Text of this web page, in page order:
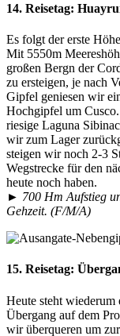
14. Reisetag:
Es folgt der erste
Mit 5550m
großen Bergn der
zu ersteigen, je nach
Gipfel geniesen wir
Hochgipfel um
riesige Laguna
wir zum Lager
steigen wir noch 2-3
Wegstrecke für den
heute noch haben.
► 700 Hm Aufstieg
Gehzeit. (F/M/A)
15. Reisetag:
Heute steht wiederum
Übergang auf dem
wir überqueren um